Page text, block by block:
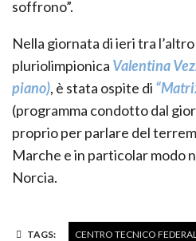
soffrono”.
Nella giornata di ieri tra
pluriolimpionica Valentina
piano), è stata ospite di
(programma condotto dal
proprio per parlare del
Marche e in particolar modo
Norcia.
TAGS: CENTRO TECNICO